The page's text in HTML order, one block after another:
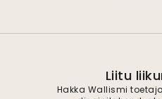
Liitu
Hakka Wallismi